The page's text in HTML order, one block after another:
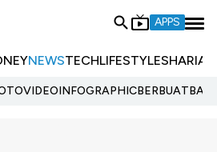
APPS
NEWSTECHLIFESTYLESHARIA
VIDEOINFOGRAPHIC